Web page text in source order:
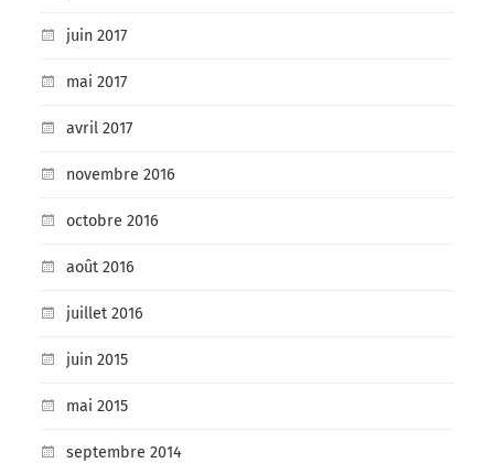
juin 2017
mai 2017
avril 2017
novembre 2016
octobre 2016
août 2016
juillet 2016
juin 2015
mai 2015
septembre 2014